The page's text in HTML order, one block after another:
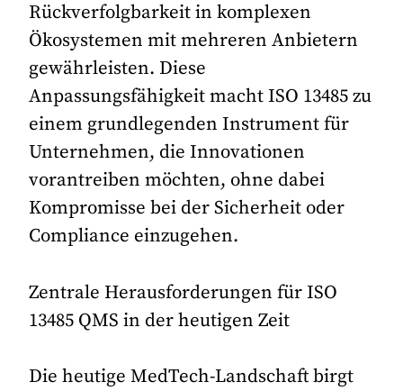
Rückverfolgbarkeit in komplexen
Ökosystemen mit mehreren Anbietern
gewährleisten. Diese
Anpassungsfähigkeit macht ISO 13485 zu
einem grundlegenden Instrument für
Unternehmen, die Innovationen
vorantreiben möchten, ohne dabei
Kompromisse bei der Sicherheit oder
Compliance einzugehen.
Zentrale Herausforderungen für ISO
13485 QMS in der heutigen Zeit
Die heutige MedTech-Landschaft birgt